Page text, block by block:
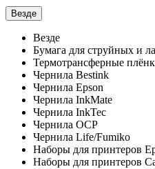
Везде
Везде
Бумага для струйных и
Термотрансферные
Чернила Bestink
Чернила Epson
Чернила InkMate
Чернила InkTec
Чернила OCP
Чернила Life/Fumiko
Наборы для принтеров
Наборы для принтеров